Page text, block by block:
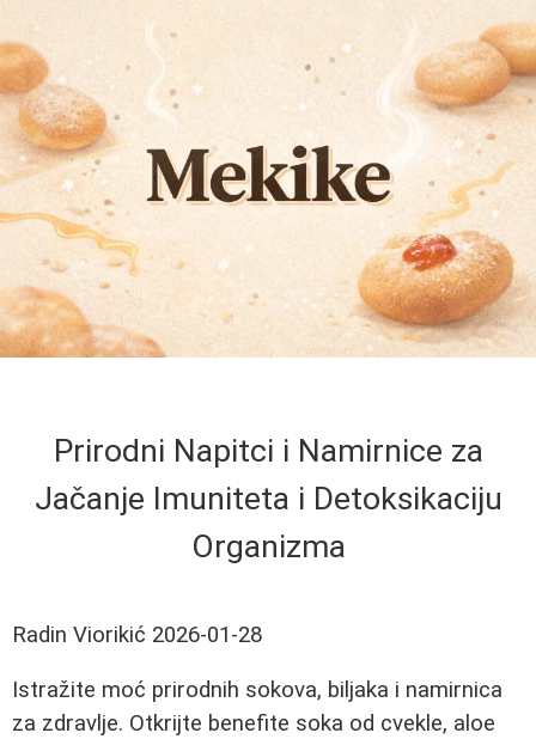
Prirodni Napitci i Namirnice za
Jačanje Imuniteta i Detoksikaciju
Organizma
Radin Viorikić 2026-01-28
Istražite moć prirodnih sokova, biljaka i namirnica
za zdravlje. Otkrijte benefite soka od cvekle, aloe